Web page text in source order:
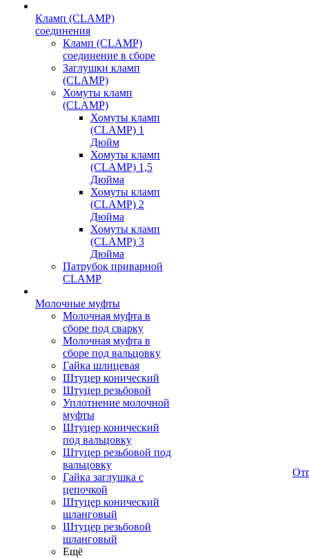
Кламп (CLAMP)
соединения
Кламп (CLAMP)
соединение в сборе
Заглушки кламп
(CLAMP)
Хомуты кламп
(CLAMP)
Хомуты кламп
(CLAMP) 1
Дюйм
Хомуты кламп
(CLAMP) 1,5
Дюйма
Хомуты кламп
(CLAMP) 2
Дюйма
Хомуты кламп
(CLAMP) 3
Дюйма
Патрубок приварной
CLAMP
Молочные муфты
Молочная муфта в
сборе под сварку
Молочная муфта в
сборе под вальцовку
Гайка шлицевая
Штуцер конический
Штуцер резьбовой
Уплотнение молочной
муфты
Штуцер конический
под вальцовку
Штуцер резьбовой под
вальцовку
Гайка заглушка с
цепочкой
Штуцер конический
шланговый
Штуцер резьбовой
шланговый
Ещё